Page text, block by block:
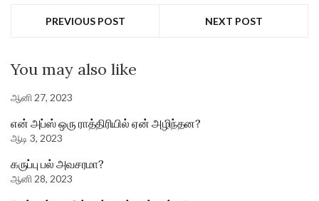
PREVIOUS POST NEXT POST
You may also like
ஆனி 27, 2023
என் அப்ஸ் ஒரு ராத்திரியில் ஏன் அழிந்தன?
ஆடி 3, 2023
கருப்பு பல் அவசரமா?
ஆனி 28, 2023